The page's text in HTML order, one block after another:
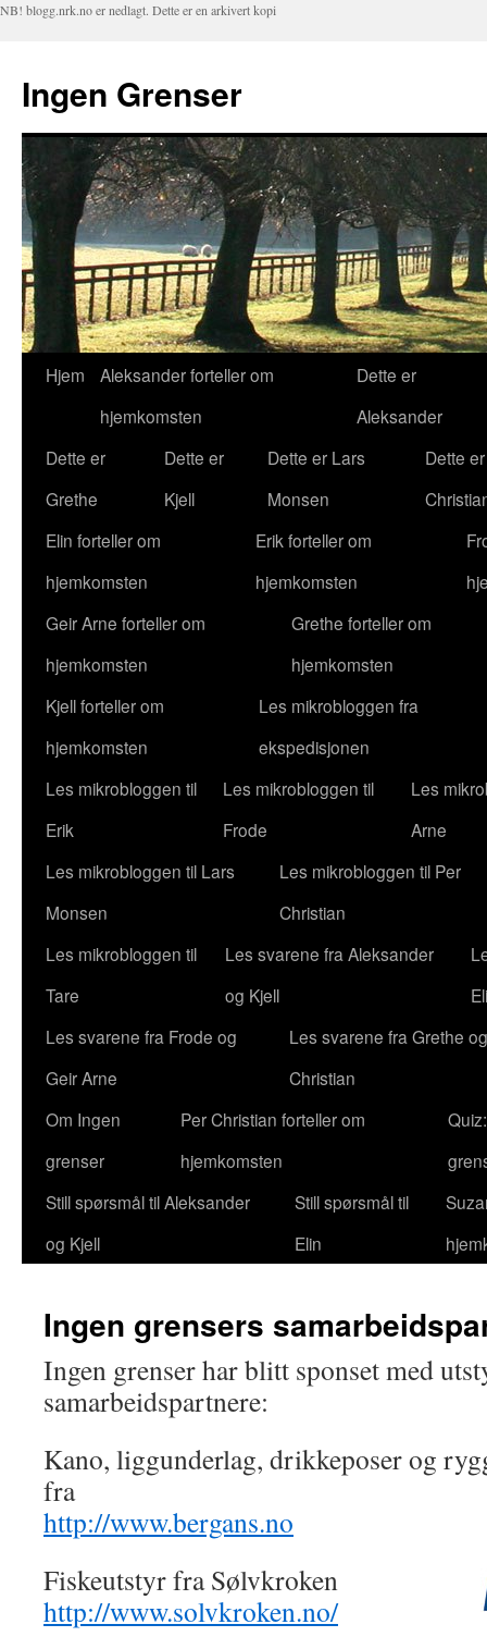
NB! blogg.nrk.no er nedlagt. Dette er en arkivert kopi
Ingen Grenser
Hopp
innhold
Hjem
Aleksander forteller om
hjemkomsten
Dette er
Aleksander
Dette er
Grethe
Dette er
Kjell
Dette er Lars
Monsen
Dette
Elin forteller om
hjemkomsten
Erik forteller om
hjemkomsten
Geir Arne forteller om
hjemkomsten
Grethe forteller om
hjemkomsten
Kjell forteller om
hjemkomsten
Les mikrobloggen fra
ekspedisjonen
Les mikrobloggen til
Erik
Les mikrobloggen til
Frode
Les
Arne
Les mikrobloggen til Lars
Monsen
Les mikrobloggen til Per
Christian
Les mikrobloggen til
Tare
Les svarene fra Aleksander
og Kjell
Les svarene fra Frode og
Geir Arne
Les svarene fra Grethe
Christian
Om Ingen
grenser
Per Christian forteller om
hjemkomsten
Still spørsmål til Aleksander
og Kjell
Still spørsmål til
Elin
Ingen grensers
Ingen grenser har blitt sponset med
samarbeidspartnere:
Kano, liggunderlag, drikkeposer og
fra
http://www.bergans.no
Fiskeutstyr fra Sølvkroken
http://www.solvkroken.no/